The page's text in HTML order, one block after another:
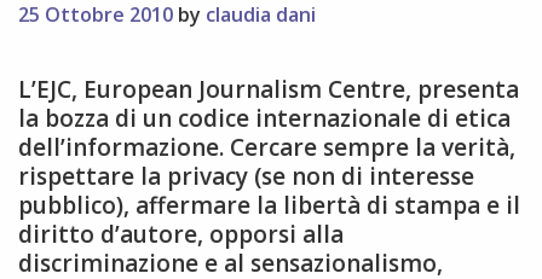
25 Ottobre 2010 by claudia dani
L’EJC, European Journalism Centre, presenta
la bozza di un codice internazionale di etica
dell’informazione. Cercare sempre la verità,
rispettare la privacy (se non di interesse
pubblico), affermare la libertà di stampa e il
diritto d’autore, opporsi alla
discriminazione e al sensazionalismo,